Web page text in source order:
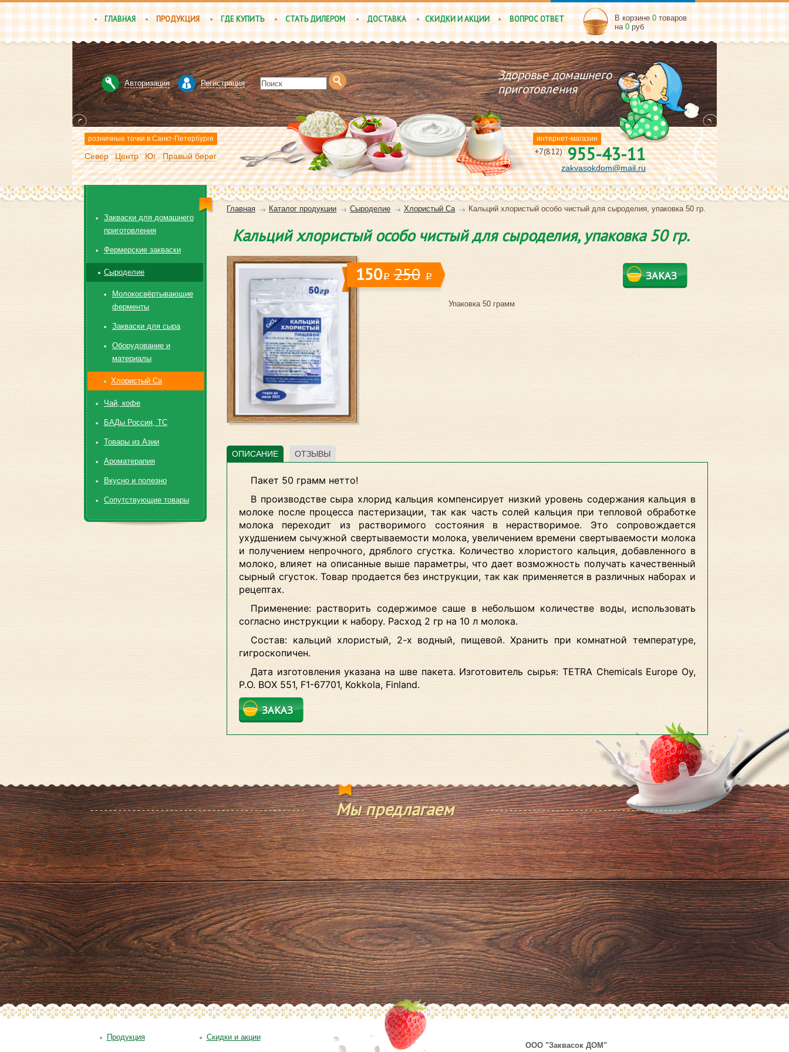
В корзине0товаров
на0руб
ГЛАВНАЯ ПРОДУКЦИЯ ГДЕ КУПИТЬ СТАТЬ ДИЛЕРОМ ДОСТАВКА СКИДКИ И АКЦИИ ВОПРОС ОТВЕТ
Авторизация Регистрация
Здоровье домашнего
приготовления
интернет-магазин
+7(812)955-43-11
zakvasokdom@mail.ru
розничные точки в Санкт-Петербурге
Север Центр Юг Правый берег
Главная Каталог продукции Сыроделие Хлористый Са Кальций хлористый особо чистый для сыроделия, упаковка 50 гр.
Кальций хлористый особо чистый для сыроделия, упаковка 50 гр.
150i 250 i ЗАКАЗ
Упаковка 50 грамм
ОПИСАНИЕ ОТЗЫВЫ
Пакет 50 грамм нетто!
В производстве сыра хлорид кальция компенсирует низкий уровень содержания кальция в
молоке после процесса пастеризации, так как часть солей кальция при тепловой обработке
молока переходит из растворимого состояния в нерастворимое. Это сопровождается
ухудшением сычужной свертываемости молока, увеличением времени свертываемости молока
и получением непрочного, дряблого сгустка. Количество хлористого кальция, добавленного в
молоко, влияет на описанные выше параметры, что дает возможность получать качественный
сырный сгусток. Товар продается без инструкции, так как применяется в различных наборах и
рецептах.
Применение: растворить содержимое саше в небольшом количестве воды, использовать
согласно инструкции к набору. Расход 2 гр на 10 л молока.
Состав: кальций хлористый, 2-х водный, пищевой. Хранить при комнатной температуре,
гигроскопичен.
Дата изготовления указана на шве пакета. Изготовитель сырья: TETRA Chemicals Europe Oy,
P.O. BOX 551, F1-67701, Kokkola, Finland.
ЗАКАЗ
Закваски для домашнего
приготовления
Фермерские закваски
Сыроделие
Молокосвёртывающие
ферменты
Закваски для сыра
Оборудование и
материалы
Хлористый Са
Чай, кофе
БАДы Россия, ТС
Товары из Азии
Ароматерапия
Вкусно и полезно
Сопутствующие товары
Мы предлагаем
ООО "Заквасок ДОМ"
Продукция Скидки и акции